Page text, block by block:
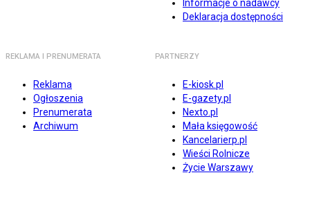
Informacje o nadawcy
Deklaracja dostępności
REKLAMA I PRENUMERATA
Reklama
Ogłoszenia
Prenumerata
Archiwum
PARTNERZY
E-kiosk.pl
E-gazety.pl
Nexto.pl
Mała księgowość
Kancelarierp.pl
Wieści Rolnicze
Życie Warszawy